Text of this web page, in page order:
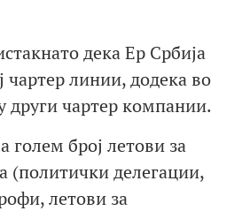
дека Ер Србија
чартер линии, додека во
други чартер компании.
голем број летови за
(политички делегации,
летови за